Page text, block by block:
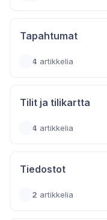
Tapahtumat
4 artikkelia
Tilit ja tilikartta
4 artikkelia
Tiedostot
2 artikkelia